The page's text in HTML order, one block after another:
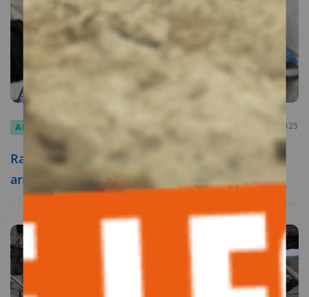
ARTICLES 13.05.2025
Rapport : "À Gaza, la faim est utilisée comme
arme de guerre", alerte Médecins du Monde